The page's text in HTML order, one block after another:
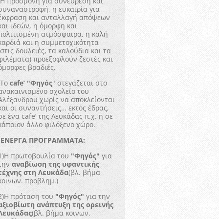
η ευκαιρία για
και ανταλλαγή απόψεων
ιδεών, η όμορφη και
ατμόσφαιρα, η καλή
και η συμμετοχικότητα
δουλειές, τα καλούδια και τα
προεξοφλούν ζεστές και
βραδιές.
cafe’ "Φηγός" στεγάζεται στο
σχολείο του
χωρίς να αποκλείονται
οι συναντήσεις… εκτός έδρας,
ένα cafe’ της Λευκάδας π.χ. η σε
άλλο φιλόξενο χώρο.
ΠΡΟΓΡΑΜΜΑΤΑ:
πρωτοβουλία του "Φηγός" για
αναβίωση της υφαντικής
στη Λευκάδα(βλ. βήμα
προβλημ.)
πρόταση του "Φηγός" για την
ανάπτυξη της ορεινής
(βλ. βήμα κοινων.